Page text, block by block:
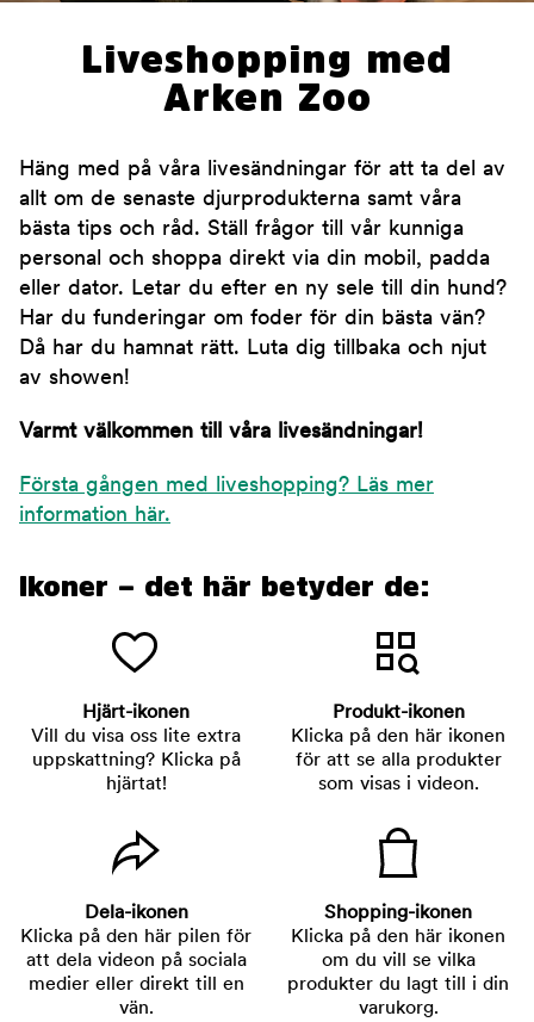
Liveshopping med
Arken Zoo
Häng med på våra livesändningar för att ta del av
allt om de senaste djurprodukterna samt våra
bästa tips och råd. Ställ frågor till vår kunniga
personal och shoppa direkt via din mobil, padda
eller dator. Letar du efter en ny sele till din hund?
Har du funderingar om foder för din bästa vän?
Då har du hamnat rätt. Luta dig tillbaka och njut
av showen!
Varmt välkommen till våra livesändningar!
Första gången med liveshopping? Läs mer
information här.
Ikoner – det här betyder de:
Hjärt-ikonen
Vill du visa oss lite extra
uppskattning? Klicka på
hjärtat!
Produkt-ikonen
Klicka på den här ikonen
för att se alla produkter
som visas i videon.
Dela-ikonen
Klicka på den här pilen för
att dela videon på sociala
medier eller direkt till en
vän.
Shopping-ikonen
Klicka på den här ikonen
om du vill se vilka
produkter du lagt till i din
varukorg.